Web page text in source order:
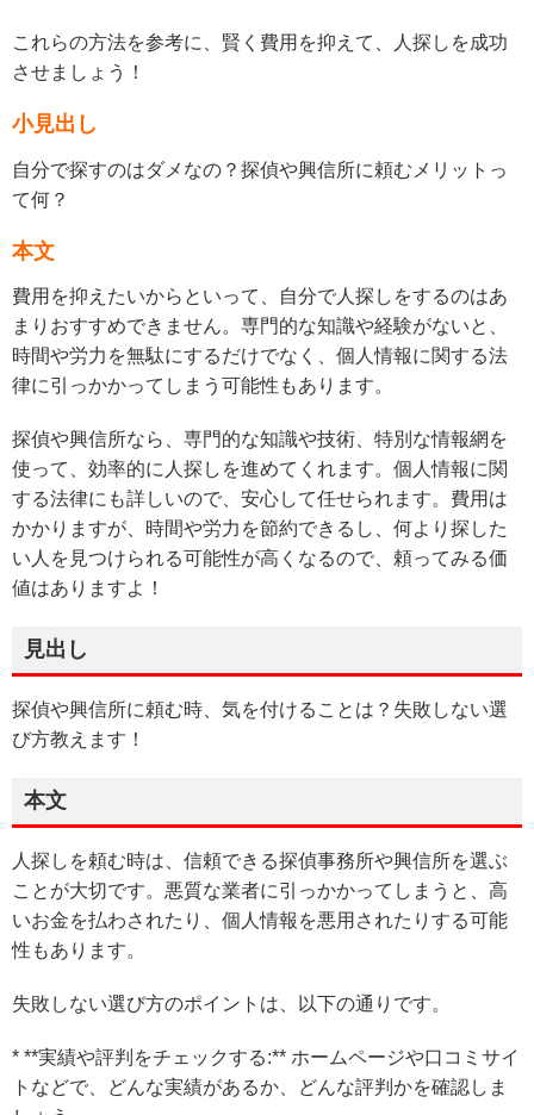
これらの方法を参考に、賢く費用を抑えて、人探しを成功
させましょう！
小見出し
自分で探すのはダメなの？探偵や興信所に頼むメリットっ
て何？
本文
費用を抑えたいからといって、自分で人探しをするのはあ
まりおすすめできません。専門的な知識や経験がないと、
時間や労力を無駄にするだけでなく、個人情報に関する法
律に引っかかってしまう可能性もあります。
探偵や興信所なら、専門的な知識や技術、特別な情報網を
使って、効率的に人探しを進めてくれます。個人情報に関
する法律にも詳しいので、安心して任せられます。費用は
かかりますが、時間や労力を節約できるし、何より探した
い人を見つけられる可能性が高くなるので、頼ってみる価
値はありますよ！
見出し
探偵や興信所に頼む時、気を付けることは？失敗しない選
び方教えます！
本文
人探しを頼む時は、信頼できる探偵事務所や興信所を選ぶ
ことが大切です。悪質な業者に引っかかってしまうと、高
いお金を払わされたり、個人情報を悪用されたりする可能
性もあります。
失敗しない選び方のポイントは、以下の通りです。
* **実績や評判をチェックする:** ホームページや口コミサイ
トなどで、どんな実績があるか、どんな評判かを確認しま